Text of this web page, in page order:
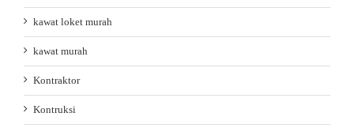
kawat loket murah
kawat murah
Kontraktor
Kontruksi